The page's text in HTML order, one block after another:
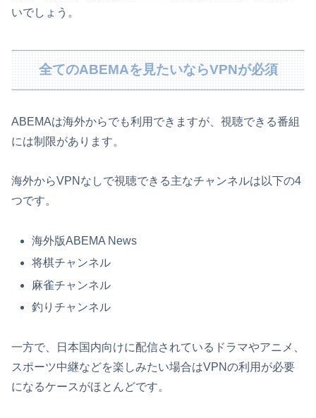
いでしょう。
全てのABEMAを見たいならVPNが必須
ABEMAは海外からでも利用できますが、視聴できる番組
には制限があります。
海外からVPNなしで視聴できる主なチャンネルは以下の4
つです。
海外版ABEMA News
将棋チャンネル
麻雀チャンネル
釣りチャンネル
一方で、日本国内向けに配信されているドラマやアニメ、
スポーツ中継などを楽しみたい場合はVPNの利用が必要
になるケースがほとんどです。